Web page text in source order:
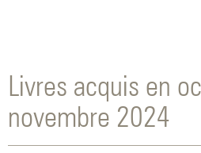
Livres acquis en
novembre 2024